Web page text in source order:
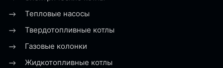
Тепловые насосы
Твердотопливные котлы
Газовые колонки
Жидкотопливные котлы